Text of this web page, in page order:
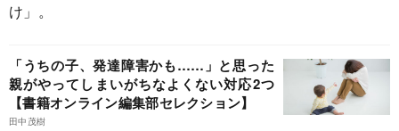
け」。
「うちの子、発達障害かも……」と思った
親がやってしまいがちなよくない対応2つ
【書籍オンライン編集部セレクション】
田中茂樹